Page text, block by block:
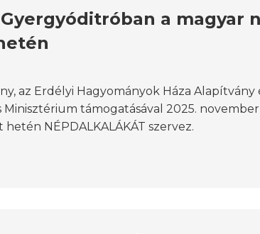
a magyar
az Erdélyi Hagyományok Háza Alapítvány
támogatásával 2025.
NÉPDALKALÁKÁT szervez.